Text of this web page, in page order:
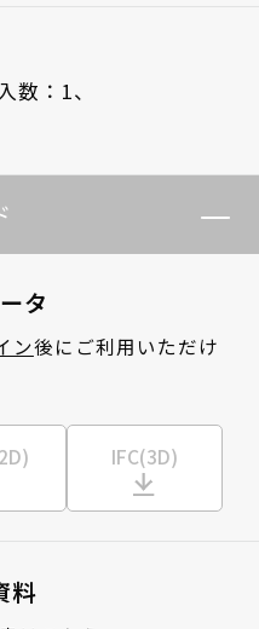
入数：1、
タ
ン後にご利用いただけ
IFC(3D)
料